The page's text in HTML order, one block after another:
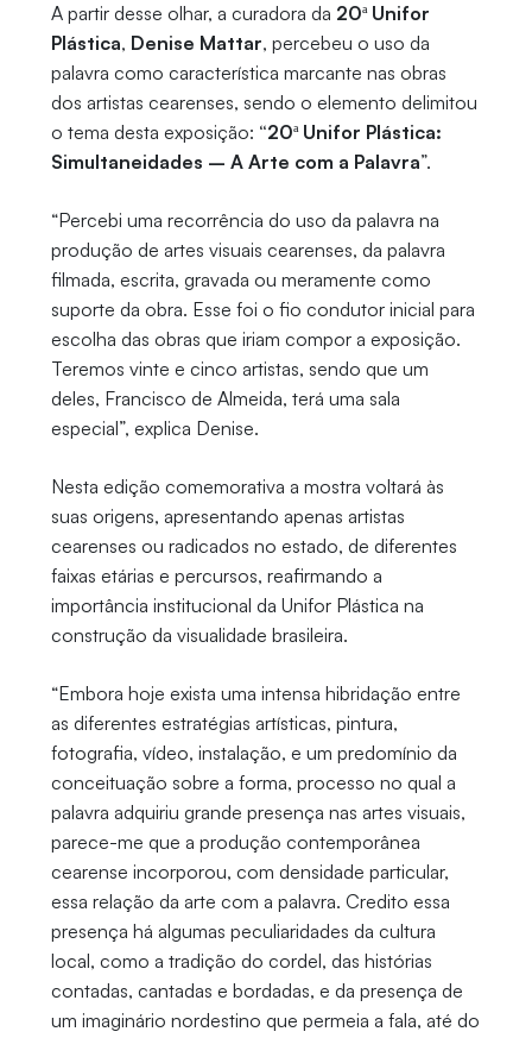
A partir desse olhar, a curadora da 20ª Unifor
Plástica, Denise Mattar, percebeu o uso da
palavra como característica marcante nas obras
dos artistas cearenses, sendo o elemento delimitou
o tema desta exposição: “20ª Unifor Plástica:
Simultaneidades – A Arte com a Palavra”.
“Percebi uma recorrência do uso da palavra na
produção de artes visuais cearenses, da palavra
filmada, escrita, gravada ou meramente como
suporte da obra. Esse foi o fio condutor inicial para
escolha das obras que iriam compor a exposição.
Teremos vinte e cinco artistas, sendo que um
deles, Francisco de Almeida, terá uma sala
especial”, explica Denise.
Nesta edição comemorativa a mostra voltará às
suas origens, apresentando apenas artistas
cearenses ou radicados no estado, de diferentes
faixas etárias e percursos, reafirmando a
importância institucional da Unifor Plástica na
construção da visualidade brasileira.
“Embora hoje exista uma intensa hibridação entre
as diferentes estratégias artísticas, pintura,
fotografia, vídeo, instalação, e um predomínio da
conceituação sobre a forma, processo no qual a
palavra adquiriu grande presença nas artes visuais,
parece-me que a produção contemporânea
cearense incorporou, com densidade particular,
essa relação da arte com a palavra. Credito essa
presença há algumas peculiaridades da cultura
local, como a tradição do cordel, das histórias
contadas, cantadas e bordadas, e da presença de
um imaginário nordestino que permeia a fala, até do